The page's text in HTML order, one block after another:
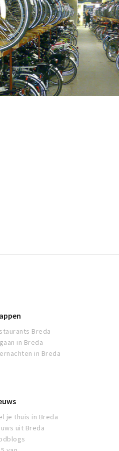
Breda
in Breda
in Breda
je thuis in Breda
uit Breda